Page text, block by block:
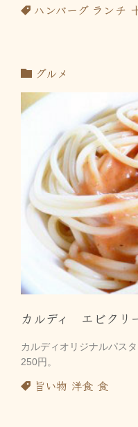
ハンバーグ ランチ
グルメ
カルディ エビクリ
カルディオリジナルパス
250円。
旨い物 洋食 食